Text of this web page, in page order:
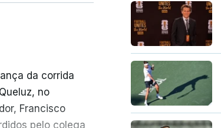
da corrida
no
Francisco
pelo colega